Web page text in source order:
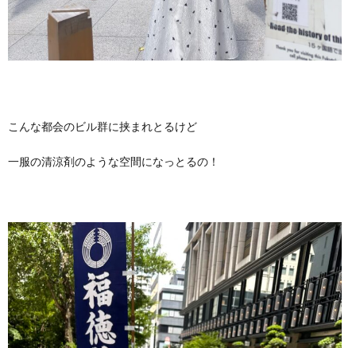
こんな都会のビル群に挟まれとるけど
一服の清涼剤のような空間になっとるの！